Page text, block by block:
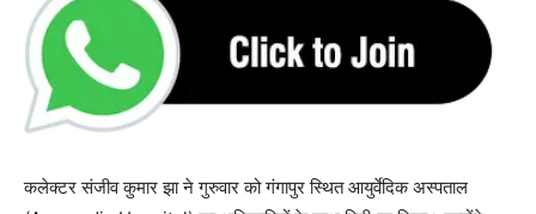
कलेक्टर संजीव कुमार झा ने गुरुवार को गंगापुर स्थित आयुर्वेदिक अस्पताल